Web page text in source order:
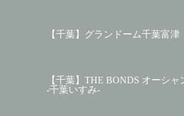
【千葉】グランドーム千葉富津
【千葉】THE BONDS オーシ
-千葉いすみ-